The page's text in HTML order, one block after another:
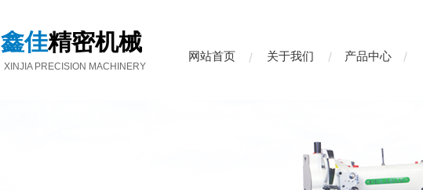
网站首页 关于我们 产品中心
鑫佳精密机械
XINJIA PRECISION MACHINERY